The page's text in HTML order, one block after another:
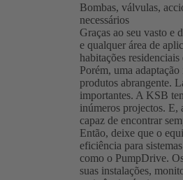
Bombas, válvulas,
necessários
Graças ao seu vasto e
e qualquer área de
habitações
Porém, uma
produtos abrangente.
importantes. A KSB
inúmeros projectos. E,
capaz de encontrar
Então, deixe que o
eficiência para
como o PumpDrive.
suas instalações,